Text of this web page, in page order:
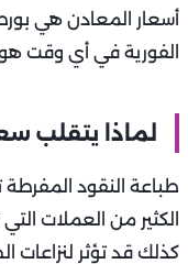
أسعار المعادن هي
الفورية في أي وقت
لماذا يتقلب
طباعة النقود
الكثير من العملات
كذلك قد تؤثر لنزاعات